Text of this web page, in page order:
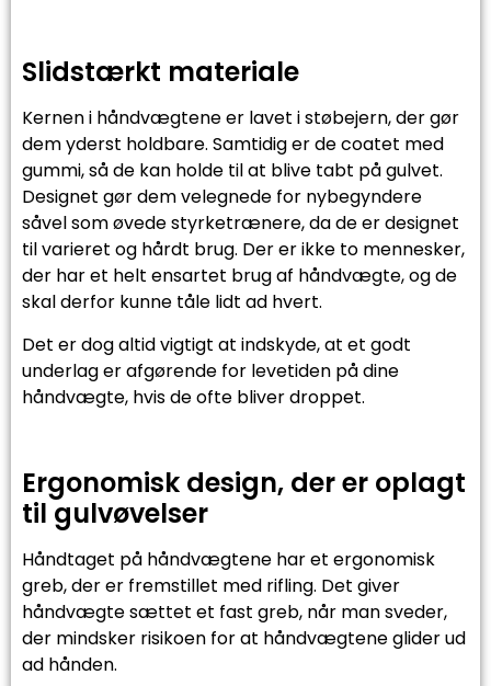
Slidstærkt materiale
Kernen i håndvægtene er lavet i støbejern, der gør
dem yderst holdbare. Samtidig er de coatet med
gummi, så de kan holde til at blive tabt på gulvet.
Designet gør dem velegnede for nybegyndere
såvel som øvede styrketrænere, da de er designet
til varieret og hårdt brug. Der er ikke to mennesker,
der har et helt ensartet brug af håndvægte, og de
skal derfor kunne tåle lidt ad hvert.
Det er dog altid vigtigt at indskyde, at et godt
underlag er afgørende for levetiden på dine
håndvægte, hvis de ofte bliver droppet.
Ergonomisk design, der er oplagt
til gulvøvelser
Håndtaget på håndvægtene har et ergonomisk
greb, der er fremstillet med rifling. Det giver
håndvægte sættet et fast greb, når man sveder,
der mindsker risikoen for at håndvægtene glider ud
ad hånden.